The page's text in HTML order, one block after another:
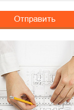
Отправить